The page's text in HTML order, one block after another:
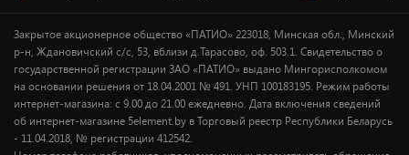
Закрытое акционерное общество «ПАТИО» 223018, Минская обл., Минский
р-н, Ждановичский с/с, 53, вблизи д.Тарасово, оф. 503.1. Свидетельство о
государственной регистрации ЗАО «ПАТИО» выдано Мингорисполкомом
на основании решения от 18.04.2001 № 491. УНП 100183195. Режим работы
интернет-магазина: с 9.00 до 21.00 ежедневно. Дата включения сведений
об интернет-магазине 5element.by в Торговый реестр Республики Беларусь
- 11.04.2018, № регистрации 412542.